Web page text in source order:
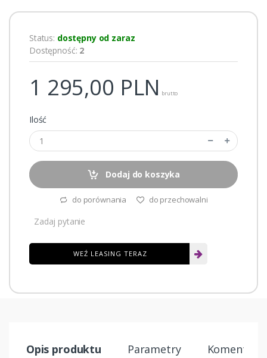
Status: dostępny od zaraz
Dostępność: 2
1 295,00 PLN brutto
Ilość
Dodaj do koszyka
do porównania do przechowalni
Zadaj pytanie
WEŹ LEASING TERAZ
Opis produktu Parametry